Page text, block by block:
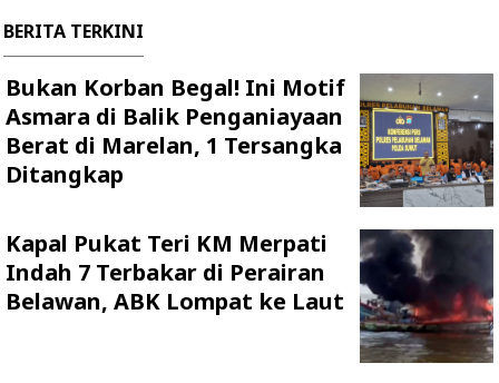
BERITA TERKINI
Bukan Korban Begal! Ini Motif
Asmara di Balik Penganiayaan
Berat di Marelan, 1 Tersangka
Ditangkap
Kapal Pukat Teri KM Merpati
Indah 7 Terbakar di Perairan
Belawan, ABK Lompat ke Laut